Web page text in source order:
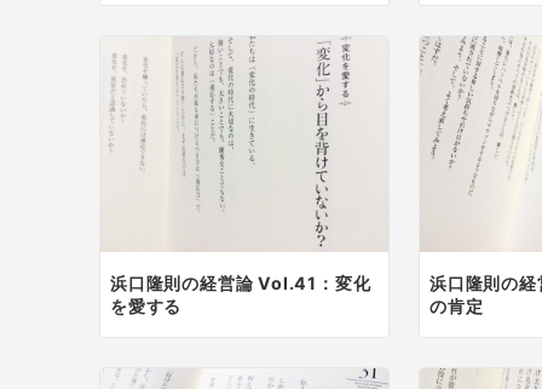
浜口隆則の経営論 Vol.41：変化
を愛する
浜口隆則の
の肯定